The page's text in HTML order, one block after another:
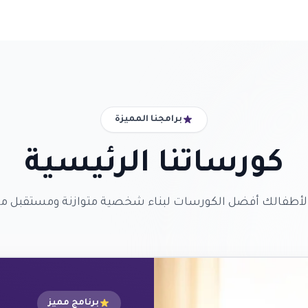
برامجنا المميزة
كورساتنا الرئيسية
لأطفالك أفضل الكورسات لبناء شخصية متوازنة ومستقبل
برنامج مميز